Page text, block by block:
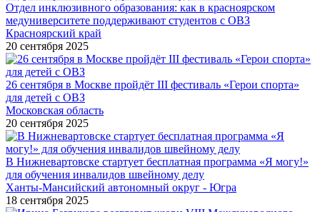
Отдел инклюзивного образования: как в красноярском
медуниверситете поддерживают студентов с ОВЗ
Красноярский край
20 сентября 2025
26 сентября в Москве пройдёт III фестиваль «Герои спорта»
для детей с ОВЗ
Московская область
20 сентября 2025
В Нижневартовске стартует бесплатная программа «Я могу!»
для обучения инвалидов швейному делу
Ханты-Мансийский автономный округ - Югра
18 сентября 2025